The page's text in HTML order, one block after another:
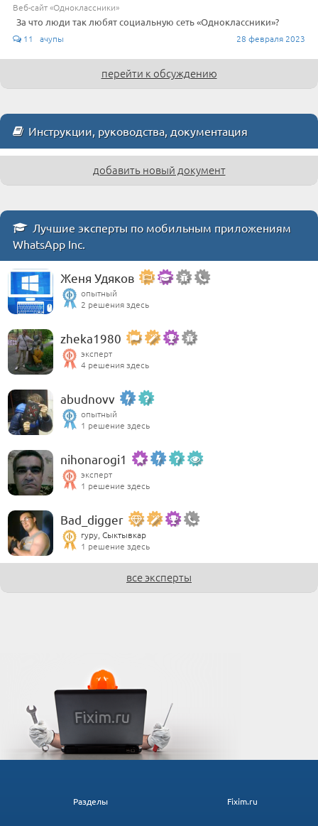
Веб-сайт «Одноклассники»
За что люди так любят социальную сеть «Одноклассники»?
11 ачупы 28 февраля 2023
перейти к обсуждению
Инструкции, руководства, документация
добавить новый документ
Лучшие эксперты по мобильным приложениям
WhatsApp Inc.
Женя Удяков
опытный
2 решения здесь
zheka1980
эксперт
4 решения здесь
abudnovv
опытный
1 решение здесь
nihonarogi1
эксперт
1 решение здесь
Bad_digger
гуру, Сыктывкар
1 решение здесь
все эксперты
Fixim.ru
Разделы